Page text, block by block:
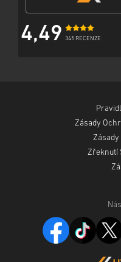
4,49 345 RECENZE
Zásady
Zásady
Zřeknutí